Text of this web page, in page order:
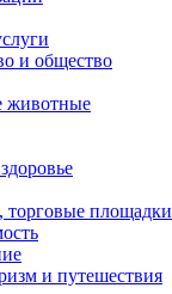
и общество
животные
торговые площадки
и путешествия